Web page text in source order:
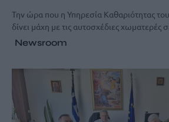
Την ώρα που η Υπηρεσία Καθαριότητας
δίνει μάχη με τις αυτοσχέδιες
Newsroom